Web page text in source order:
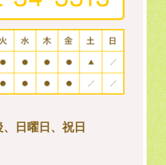
、日曜日、祝日